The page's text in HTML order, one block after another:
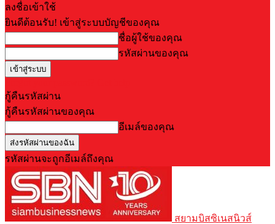
ลงชื่อเข้าใช้
ยินดีต้อนรับ! เข้าสู่ระบบบัญชีของคุณ
ชื่อผู้ใช้ของคุณ
รหัสผ่านของคุณ
กู้คืนรหัสผ่าน
กู้คืนรหัสผ่านของคุณ
อีเมล์ของคุณ
รหัสผ่านจะถูกอีเมล์ถึงคุณ
สยามบิสซิเนสนิวส์